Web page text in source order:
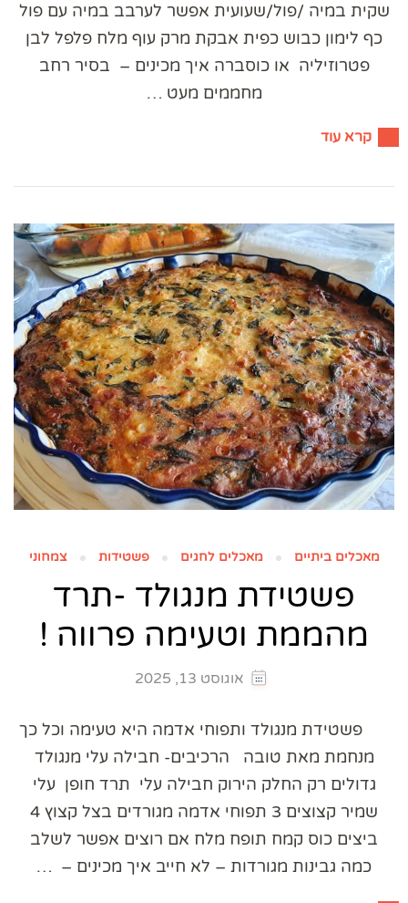
שקית במיה /פול/שעועית אפשר לערבב במיה עם פול
כף לימון כבוש כפית אבקת מרק עוף מלח פלפל לבן
פטרוזיליה או כוסברה איך מכינים – בסיר רחב
מחממים מעט …
קרא עוד
מאכלים ביתיים מאכלים לחגים פשטידות צמחוני
פשטידת מנגולד -תרד
מהממת וטעימה פרווה !
אוגוסט 13, 2025
פשטידת מנגולד ותפוחי אדמה היא טעימה וכל כך
מנחמת מאת טובה הרכיבים- חבילה עלי מנגולד
גדולים רק החלק הירוק חבילה עלי תרד חופן עלי
שמיר קצוצים 3 תפוחי אדמה מגורדים בצל קצוץ 4
ביצים כוס קמח תופח מלח אם רוצים אפשר לשלב
כמה גבינות מגורדות – לא חייב איך מכינים – …